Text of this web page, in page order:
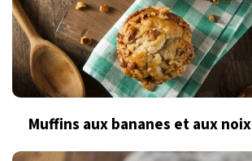
Muffins aux bananes et aux noix